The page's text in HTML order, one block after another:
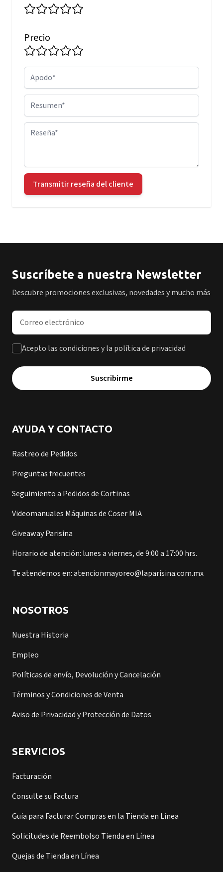
Precio
Apodo
Resumen
Reseña
Transmitir reseña del cliente
Suscríbete a nuestra Newsletter
Descubre promociones exclusivas, novedades y mucho más
Dirección de correo electrónico
Acepto las condiciones y la política de privacidad
Suscribirme
AYUDA Y CONTACTO
Rastreo de Pedidos
Preguntas frecuentes
Seguimiento a Pedidos de Cortinas
Videomanuales Máquinas de Coser MIA
Giveaway Parisina
Horario de atención: lunes a viernes, de 9:00 a 17:00 hrs.
Te atendemos en: atencionmayoreo@laparisina.com.mx
NOSOTROS
Nuestra Historia
Empleo
Políticas de envío, Devolución y Cancelación
Términos y Condiciones de Venta
Aviso de Privacidad y Protección de Datos
SERVICIOS
Facturación
Consulte su Factura
Guía para Facturar Compras en la Tienda en Línea
Solicitudes de Reembolso Tienda en Línea
Quejas de Tienda en Línea